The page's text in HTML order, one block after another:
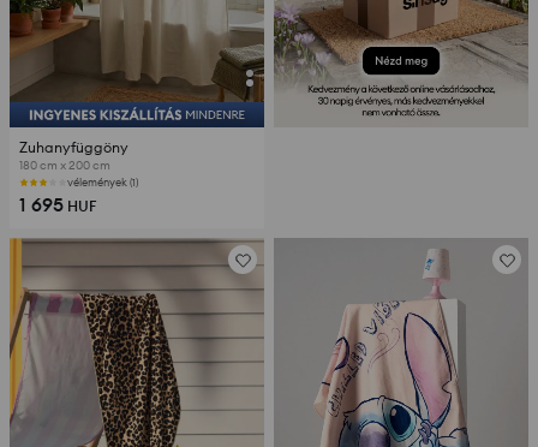
Zuhanyfüggöny
180 cm x 200 cm
vélemények (1)
1 695 HUF